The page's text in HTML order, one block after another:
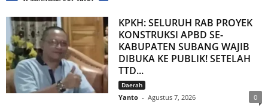
KPKH: SELURUH RAB PROYEK
KONSTRUKSI APBD SE-
KABUPATEN SUBANG WAJIB
DIBUKA KE PUBLIK! SETELAH
TTD...
Daerah
Yanto - Agustus 7, 2026 0